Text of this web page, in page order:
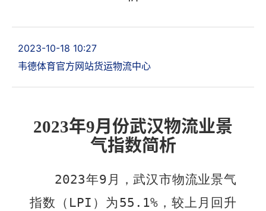
2023-10-18 10:27
韦德体育官方网站货运物流中心
2023年9月份武汉物流业景
气指数简析
2023年9 月，武汉市物流业景气
指数（ LPI ）为 55.1%，较上月回升